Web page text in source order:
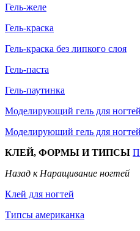
Гель-желе
Гель-краска
Гель-краска без липкого слоя
Гель-паста
Гель-паутинка
Моделирующий гель для ногтей
Моделирующий гель для
КЛЕЙ, ФОРМЫ И ТИПСЫ
Назад к Наращивание ногтей
Клей для ногтей
Типсы американка